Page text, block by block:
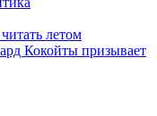
летом
Кокойты призывает